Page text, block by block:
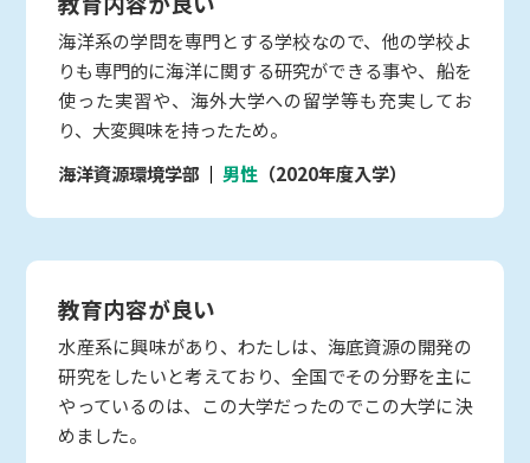
海洋系の学問を専門とする学校なので、他の学校よ
りも専門的に海洋に関する研究ができる事や、船を
使った実習や、海外大学への留学等も充実してお
り、大変興味を持ったため。
海洋資源環境学部
男性 （2020年度入学）
教育内容が良い
水産系に興味があり、わたしは、海底資源の開発の
研究をしたいと考えており、全国でその分野を主に
やっているのは、この大学だったのでこの大学に決
めました。